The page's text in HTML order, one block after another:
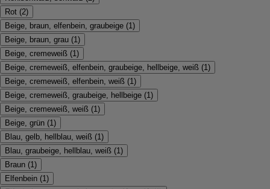
Rot (2)
Beige, braun, elfenbein, graubeige (1)
Beige, braun, grau (1)
Beige, cremeweiß (1)
Beige, cremeweiß, elfenbein, graubeige, hellbeige, weiß (1)
Beige, cremeweiß, elfenbein, weiß (1)
Beige, cremeweiß, graubeige, hellbeige (1)
Beige, cremeweiß, weiß (1)
Beige, grün (1)
Blau, gelb, hellblau, weiß (1)
Blau, graubeige, hellblau, weiß (1)
Braun (1)
Elfenbein (1)